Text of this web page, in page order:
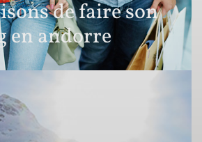
de faire son
en andorre